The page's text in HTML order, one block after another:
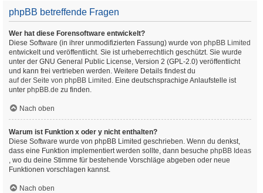
phpBB betreffende Fragen
Wer hat diese Forensoftware entwickelt?
Diese Software (in ihrer unmodifizierten Fassung) wurde von phpBB Limited
entwickelt und veröffentlicht. Sie ist urheberrechtlich geschützt. Sie wurde
unter der GNU General Public License, Version 2 (GPL-2.0) veröffentlicht
und kann frei vertrieben werden. Weitere Details findest du
auf der Seite von phpBB Limited . Eine deutschsprachige Anlaufstelle ist
unter phpBB.de zu finden.
Nach oben
Warum ist Funktion x oder y nicht enthalten?
Diese Software wurde von phpBB Limited geschrieben. Wenn du denkst,
dass eine Funktion implementiert werden sollte, dann besuche phpBB Ideas
, wo du deine Stimme für bestehende Vorschläge abgeben oder neue
Funktionen vorschlagen kannst.
Nach oben